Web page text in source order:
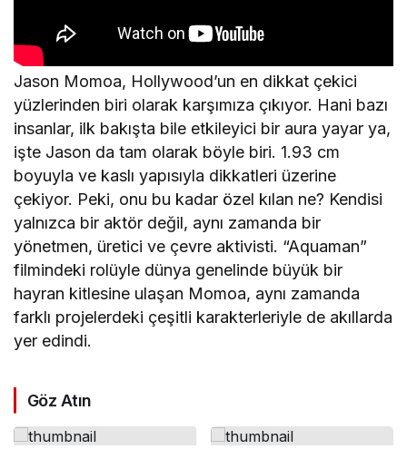
Jason Momoa, Hollywood’un en dikkat çekici
yüzlerinden biri olarak karşımıza çıkıyor. Hani bazı
insanlar, ilk bakışta bile etkileyici bir aura yayar ya,
işte Jason da tam olarak böyle biri. 1.93 cm
boyuyla ve kaslı yapısıyla dikkatleri üzerine
çekiyor. Peki, onu bu kadar özel kılan ne? Kendisi
yalnızca bir aktör değil, aynı zamanda bir
yönetmen, üretici ve çevre aktivisti. “Aquaman”
filmindeki rolüyle dünya genelinde büyük bir
hayran kitlesine ulaşan Momoa, aynı zamanda
farklı projelerdeki çeşitli karakterleriyle de akıllarda
yer edindi.
Göz Atın